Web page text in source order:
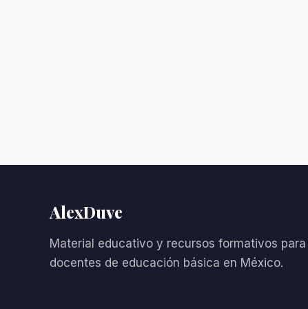
AlexDuve
Material educativo y recursos formativos para
docentes de educación básica en México.